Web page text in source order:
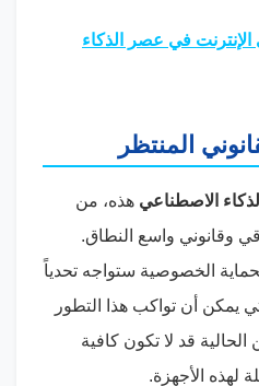
في عصر الذكاء
المنتظر
الاصطناعي هذه، من
وقانوني واسع النطاق.
الخصوصية ستواجه تحدياً
يمكن أن تواكب هذا التطور
الحالية قد لا تكون كافية
لهذه الأجهزة.